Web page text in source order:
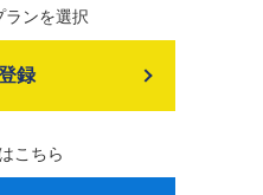
ランを選択
録
こちら